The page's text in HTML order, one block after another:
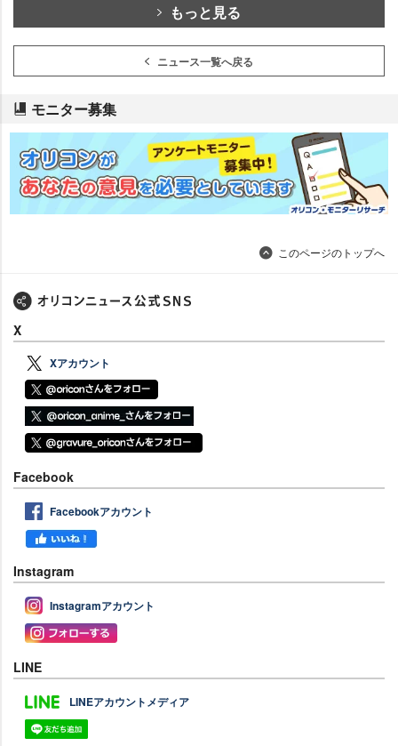
もっと見る
ニュース一覧へ戻る
モニター募集
このページのトップへ
X
Xアカウント
Facebook
Facebookアカウント
Instagram
Instagramアカウント
LINE
LINEアカウントメディア